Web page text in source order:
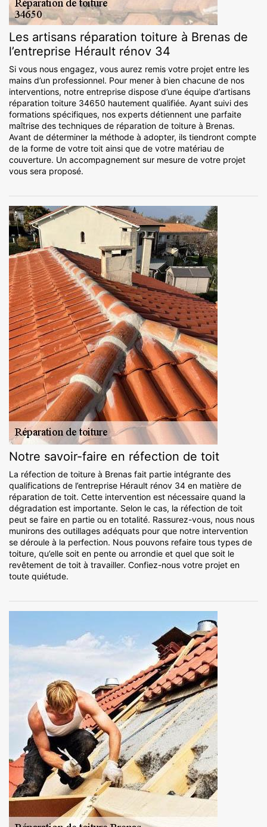
Les artisans réparation toiture à Brenas de
l’entreprise Hérault rénov 34
Si vous nous engagez, vous aurez remis votre projet entre les
mains d’un professionnel. Pour mener à bien chacune de nos
interventions, notre entreprise dispose d’une équipe d’artisans
réparation toiture 34650 hautement qualifiée. Ayant suivi des
formations spécifiques, nos experts détiennent une parfaite
maîtrise des techniques de réparation de toiture à Brenas.
Avant de déterminer la méthode à adopter, ils tiendront compte
de la forme de votre toit ainsi que de votre matériau de
couverture. Un accompagnement sur mesure de votre projet
vous sera proposé.
Notre savoir-faire en réfection de toit
La réfection de toiture à Brenas fait partie intégrante des
qualifications de l’entreprise Hérault rénov 34 en matière de
réparation de toit. Cette intervention est nécessaire quand la
dégradation est importante. Selon le cas, la réfection de toit
peut se faire en partie ou en totalité. Rassurez-vous, nous nous
munirons des outillages adéquats pour que notre intervention
se déroule à la perfection. Nous pouvons refaire tous types de
toiture, qu’elle soit en pente ou arrondie et quel que soit le
revêtement de toit à travailler. Confiez-nous votre projet en
toute quiétude.